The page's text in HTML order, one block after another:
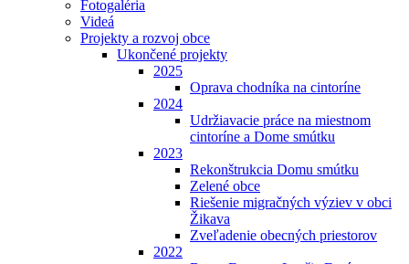
Fotogaléria
Videá
Projekty a rozvoj obce
Ukončené projekty
2025
Oprava chodníka na cintoríne
2024
Udržiavacie práce na miestnom
cintoríne a Dome smútku
2023
Rekonštrukcia Domu smútku
Zelené obce
Riešenie migračných výziev v obci
Žikava
Zveľadenie obecných priestorov
2022